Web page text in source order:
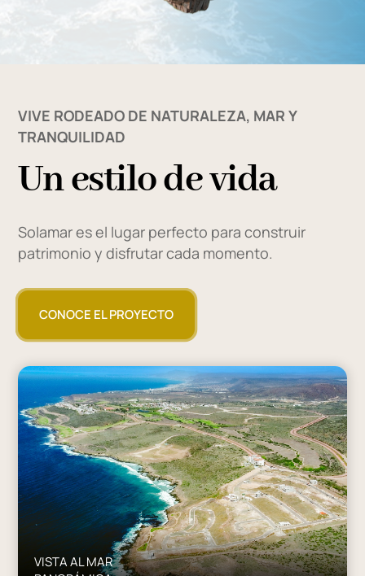
VIVE RODEADO DE NATURALEZA, MAR Y
TRANQUILIDAD
Un estilo de vida
Solamar es el lugar perfecto para construir
patrimonio y disfrutar cada momento.
CONOCE EL PROYECTO
VISTA AL MAR